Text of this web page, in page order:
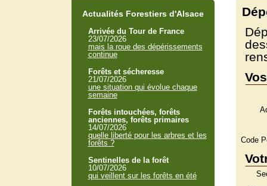
Code
Actualités Forestiers d'Alsace
Arrivée du Tour de France
23/07/2026
mais la roue des dépérissements
continue
Forêts et sécheresse
21/07/2026
une situation qui évolue chaque
semaine
Forêts intouchées, forêts
anciennes, forêts primaires
14/07/2026
quelle liberté pour les arbres et les
forêts ?
Sentinelles de la forêt
10/07/2026
qui veillent sur les forêts en été